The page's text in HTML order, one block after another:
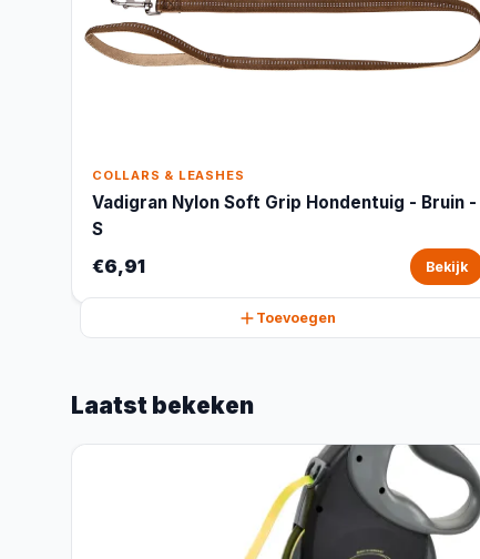
COLLARS & LEASHES
Vadigran Nylon Soft Grip Hondentuig - Bruin -
S
€6,91 Bekijk
Toevoegen
Laatst bekeken